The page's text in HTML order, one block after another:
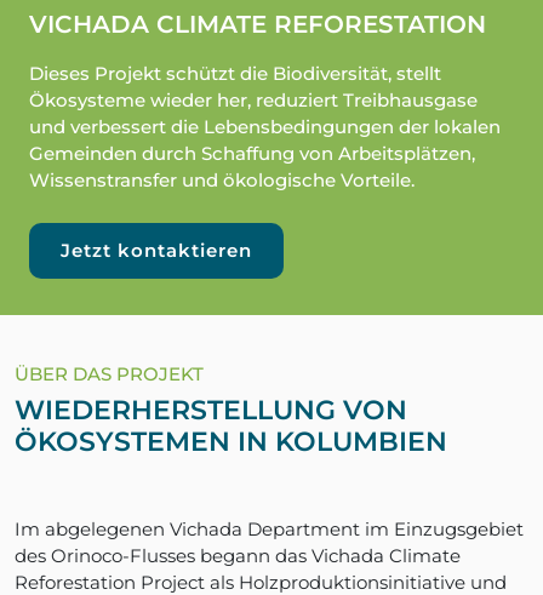
VICHADA CLIMATE REFORESTATION
Dieses Projekt schützt die Biodiversität, stellt
Ökosysteme wieder her, reduziert Treibhausgase
und verbessert die Lebensbedingungen der lokalen
Gemeinden durch Schaffung von Arbeitsplätzen,
Wissenstransfer und ökologische Vorteile.
Jetzt kontaktieren
ÜBER DAS PROJEKT
WIEDERHERSTELLUNG VON
ÖKOSYSTEMEN IN KOLUMBIEN
Im abgelegenen Vichada Department im Einzugsgebiet
des Orinoco-Flusses begann das Vichada Climate
Reforestation Project als Holzproduktionsinitiative und